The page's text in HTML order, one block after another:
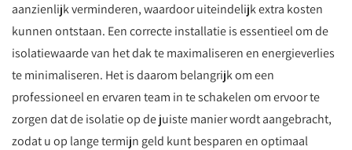
aanzienlijk verminderen, waardoor uiteindelijk extra kosten
kunnen ontstaan. Een correcte installatie is essentieel om de
isolatiewaarde van het dak te maximaliseren en energieverlies
te minimaliseren. Het is daarom belangrijk om een
professioneel en ervaren team in te schakelen om ervoor te
zorgen dat de isolatie op de juiste manier wordt aangebracht,
zodat u op lange termijn geld kunt besparen en optimaal